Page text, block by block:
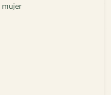
mujer